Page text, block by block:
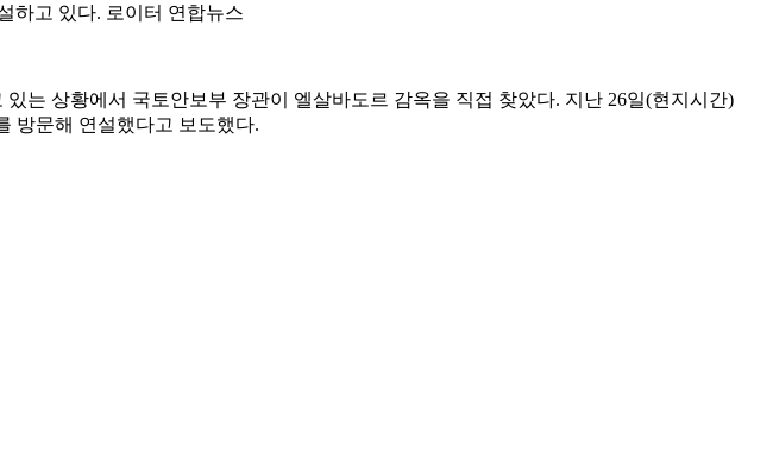
하고 있다. 로이터 연합뉴스
는 상황에서 국토안보부 장관이 엘살바도르 감옥을 직접 찾았다. 지난 26일(현지시간)
방문해 연설했다고 보도했다.